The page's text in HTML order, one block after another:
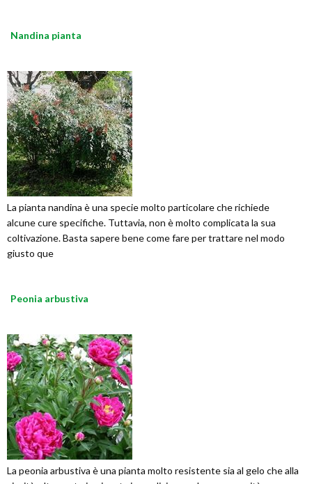
Nandina pianta
La pianta nandina è una specie molto particolare che richiede
alcune cure specifiche. Tuttavia, non è molto complicata la sua
coltivazione. Basta sapere bene come fare per trattare nel modo
giusto que
Peonia arbustiva
La peonia arbustiva è una pianta molto resistente sia al gelo che alla